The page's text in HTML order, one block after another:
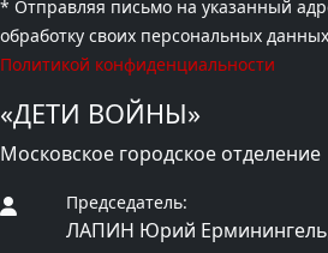
* Отправляя письмо на указанный
обработку своих персональных
Политикой конфиденциальности
«ДЕТИ ВОЙНЫ»
Московское городское отделение
Председатель:
ЛАПИН Юрий